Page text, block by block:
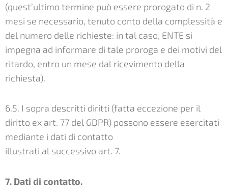
(quest’ultimo termine può essere prorogato di n. 2
mesi se necessario, tenuto conto della complessità e
del numero delle richieste: in tal caso, ENTE si
impegna ad informare di tale proroga e dei motivi del
ritardo, entro un mese dal ricevimento della
richiesta).
6.5. I sopra descritti diritti (fatta eccezione per il
diritto ex art. 77 del GDPR) possono essere esercitati
mediante i dati di contatto
illustrati al successivo art. 7.
7. Dati di contatto.